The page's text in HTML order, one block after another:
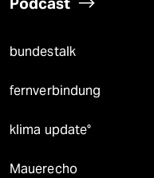
bundestalk
fernverbindung
klima update°
Mauerecho